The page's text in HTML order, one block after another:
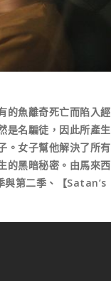
魚離奇死亡而陷入經
是名騙徒，因此所產生
。女子幫他解決了所有
的黑暗秘密。由馬來西
第二季、【Satan’s